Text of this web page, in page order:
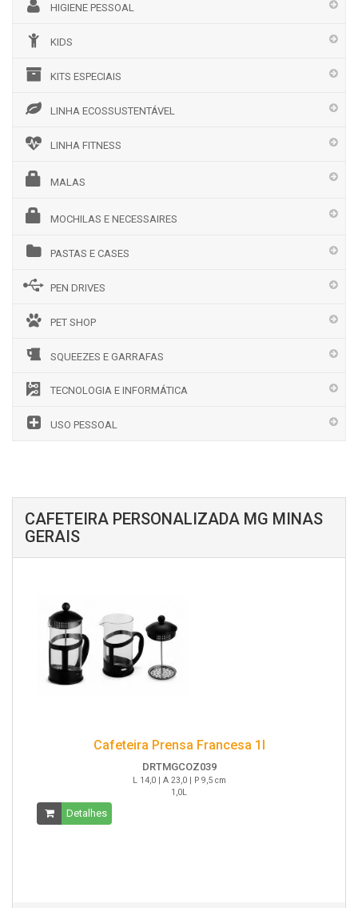
HIGIENE PESSOAL
KIDS
KITS ESPECIAIS
LINHA ECOSSUSTENTÁVEL
LINHA FITNESS
MALAS
MOCHILAS E NECESSAIRES
PASTAS E CASES
PEN DRIVES
PET SHOP
SQUEEZES E GARRAFAS
TECNOLOGIA E INFORMÁTICA
USO PESSOAL
CAFETEIRA PERSONALIZADA MG MINAS
GERAIS
Cafeteira Prensa Francesa 1l
DRTMGCOZ039
L 14,0 | A 23,0 | P 9,5 cm
1,0L
Detalhes